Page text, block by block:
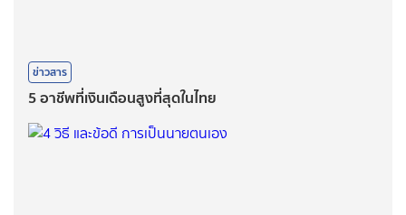
ข่าวสาร
5 อาชีพที่เงินเดือนสูงที่สุดในไทย